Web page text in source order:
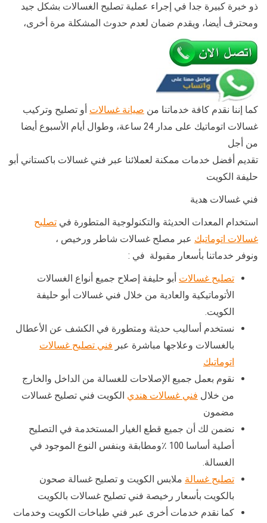
ذو خبرة كبيرة جدا في إجراء عملية تصليح الغسالات بشكل جيد
ومحترف أيضا، ويقدم ضمان لعدم حدوث المشكلة مرة أخرى،
كما إننا نقدم كافة خدماتنا من صيانة غسالات أو تصليح وتركيب
غسالات اتوماتيك على مدار 24 ساعة، وطوال أيام الأسبوع أيضا
من أجل
تقديم أفضل خدمات ممكنة لعملائنا عبر فني غسالات باكستاني أبو
حليفة الكويت
فني غسالات هدية
استخدام المعدات الحديثة والتكنولوجية المتطورة في تصليح
غسالات اتوماتيك عبر مصلح غسالات شاطر ورخيص ،
ونوفر خدماتنا بأسعار مقبولة في :
تصليح غسالات أبو حليفة إصلاح جميع أنواع الغسالات
الأتوماتيكية والعادية من خلال فني غسالات أبو حليفة
الكويت.
نستخدم أساليب حديثة ومتطورة في الكشف عن الأعطال
بالغسالات وعلاجها مباشرة عبر فني تصليح غسالات
اتوماتيك
نقوم بعمل جميع الإصلاحات للغسالة من الداخل والخارج
من خلال فني غسالات هندي الكويت فني تصليح غسالات
مضمون
نضمن لك أن جميع قطع الغيار المستخدمة في التصليح
أصلية أساسا 100 ٪ومطابقة وبنفس النوع الموجود في
الغسالة.
تصليح غسالة ملابس الكويت و تصليح غسالة صحون
بالكويت بأسعار رخيصة فني تصليح غسالات بالكويت
كما نقدم خدمات أخرى عبر فني طباخات الكويت وخدمات